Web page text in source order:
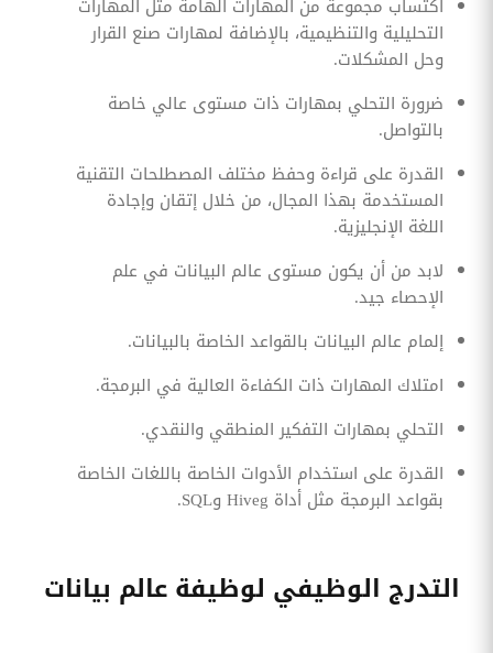
اكتساب مجموعة من المهارات الهامة مثل المهارات
التحليلية والتنظيمية، بالإضافة لمهارات صنع القرار
وحل المشكلات.
ضرورة التحلي بمهارات ذات مستوى عالي خاصة
بالتواصل.
القدرة على قراءة وحفظ مختلف المصطلحات التقنية
المستخدمة بهذا المجال، من خلال إتقان وإجادة
اللغة الإنجليزية.
لابد من أن يكون مستوى عالم البيانات في علم
الإحصاء جيد.
إلمام عالم البيانات بالقواعد الخاصة بالبيانات.
امتلاك المهارات ذات الكفاءة العالية في البرمجة.
التحلي بمهارات التفكير المنطقي والنقدي.
القدرة على استخدام الأدوات الخاصة باللغات الخاصة
بقواعد البرمجة مثل أداة Hiveg وSQL.
التدرج الوظيفي لوظيفة عالم بيانات